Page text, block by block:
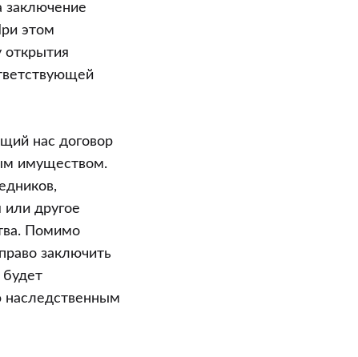
заключение
этом
открытия
нас договор
имуществом.
или другое
Помимо
заключить
будет
наследственным